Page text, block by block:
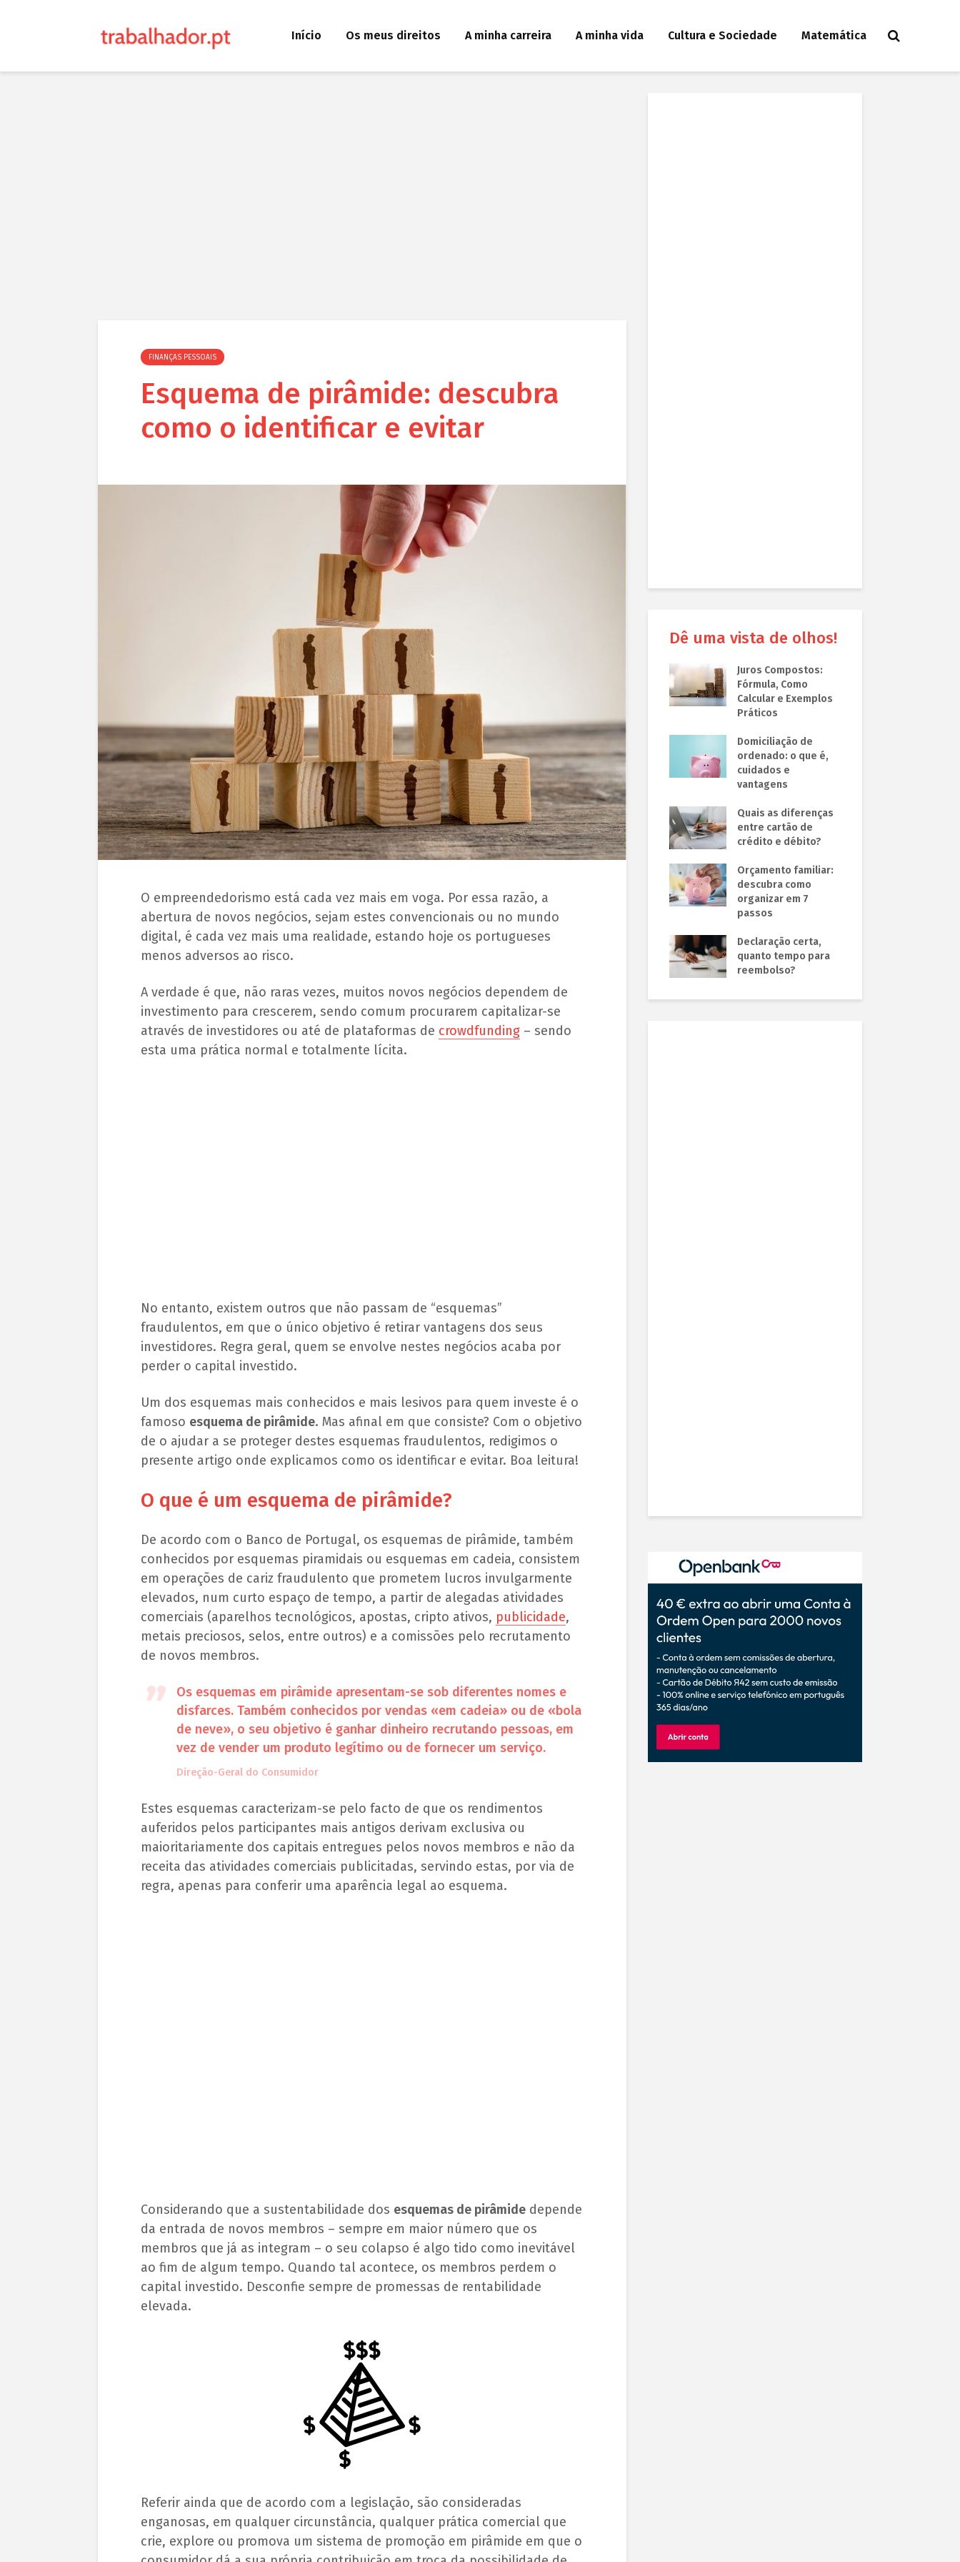
Início Os meus direitos A minha carreira A minha vida Cultura e Sociedade Matemática
FINANÇAS PESSOAIS
Esquema de pirâmide: descubra
como o identificar e evitar
O empreendedorismo está cada vez mais em voga. Por essa razão, a
abertura de novos negócios, sejam estes convencionais ou no mundo
digital, é cada vez mais uma realidade, estando hoje os portugueses
menos adversos ao risco.
A verdade é que, não raras vezes, muitos novos negócios dependem de
investimento para crescerem, sendo comum procurarem capitalizar-se
através de investidores ou até de plataformas de crowdfunding – sendo
esta uma prática normal e totalmente lícita.
No entanto, existem outros que não passam de “esquemas”
fraudulentos, em que o único objetivo é retirar vantagens dos seus
investidores. Regra geral, quem se envolve nestes negócios acaba por
perder o capital investido.
Um dos esquemas mais conhecidos e mais lesivos para quem investe é o
famoso esquema de pirâmide. Mas afinal em que consiste? Com o objetivo
de o ajudar a se proteger destes esquemas fraudulentos, redigimos o
presente artigo onde explicamos como os identificar e evitar. Boa leitura!
O que é um esquema de pirâmide?
De acordo com o Banco de Portugal, os esquemas de pirâmide, também
conhecidos por esquemas piramidais ou esquemas em cadeia, consistem
em operações de cariz fraudulento que prometem lucros invulgarmente
elevados, num curto espaço de tempo, a partir de alegadas atividades
comerciais (aparelhos tecnológicos, apostas, cripto ativos, publicidade,
metais preciosos, selos, entre outros) e a comissões pelo recrutamento
de novos membros.
Os esquemas em pirâmide apresentam-se sob diferentes nomes e
disfarces. Também conhecidos por vendas «em cadeia» ou de «bola
de neve», o seu objetivo é ganhar dinheiro recrutando pessoas, em
vez de vender um produto legítimo ou de fornecer um serviço.
Direção-Geral do Consumidor
Estes esquemas caracterizam-se pelo facto de que os rendimentos
auferidos pelos participantes mais antigos derivam exclusiva ou
maioritariamente dos capitais entregues pelos novos membros e não da
receita das atividades comerciais publicitadas, servindo estas, por via de
regra, apenas para conferir uma aparência legal ao esquema.
Considerando que a sustentabilidade dos esquemas de pirâmide depende
da entrada de novos membros – sempre em maior número que os
membros que já as integram – o seu colapso é algo tido como inevitável
ao fim de algum tempo. Quando tal acontece, os membros perdem o
capital investido. Desconfie sempre de promessas de rentabilidade
elevada.
Referir ainda que de acordo com a legislação, são consideradas
enganosas, em qualquer circunstância, qualquer prática comercial que
crie, explore ou promova um sistema de promoção em pirâmide em que o
Dê uma vista de olhos!
Juros Compostos:
Fórmula, Como
Calcular e Exemplos
Práticos
Domiciliação de
ordenado: o que é,
cuidados e
vantagens
Quais as diferenças
entre cartão de
crédito e débito?
Orçamento familiar:
descubra como
organizar em 7
passos
Declaração certa,
quanto tempo para
reembolso?